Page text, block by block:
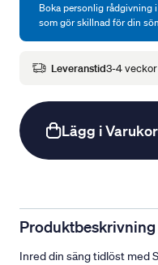
Boka personlig rådgivning
som gör skillnad för din
Leveranstid3-4 veckor
Lägg i
Produktbeskrivning
Inred din säng tidlöst med